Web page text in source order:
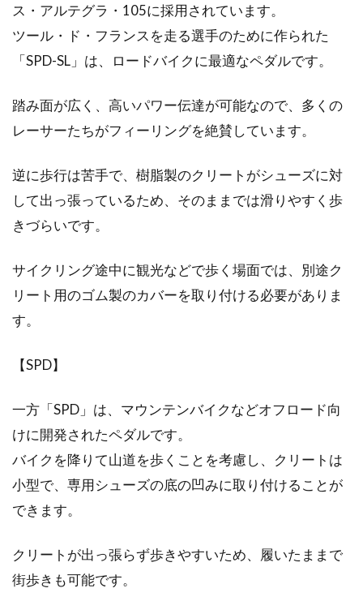
タイヤやチェーンのメンテナンスや
取り付け方をご紹介
みなさんは、自分のお気に入りの自転車を持っ
ていますか？お気に入りの自転車があるのであ
ピストバイクという自転車をご存じですか？マ
mtbのハンドル角度を調節して負担
の少ない乗り方をしよう！
ことがありますか？ハンドルポジションや角度
ス・アルテグラ・105に採用されています。
ツール・ド・フランスを走る選手のために作られた
「SPD-SL」は、ロードバイクに最適なペダルです。
踏み面が広く、高いパワー伝達が可能なので、多くの
レーサーたちがフィーリングを絶賛しています。
逆に歩行は苦手で、樹脂製のクリートがシューズに対
して出っ張っているため、そのままでは滑りやすく歩
きづらいです。
サイクリング途中に観光などで歩く場面では、別途ク
リート用のゴム製のカバーを取り付ける必要がありま
す。
【SPD】
一方「SPD」は、マウンテンバイクなどオフロード向
けに開発されたペダルです。
バイクを降りて山道を歩くことを考慮し、クリートは
小型で、専用シューズの底の凹みに取り付けることが
できます。
クリートが出っ張らず歩きやすいため、履いたままで
街歩きも可能です。